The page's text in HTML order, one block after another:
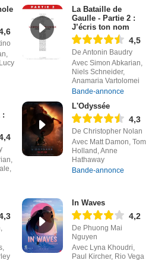
La Bataille de
Gaulle - Partie 2 :
J’écris ton nom
4,5
De Antonin Baudry
Avec Simon Abkarian,
Niels Schneider,
Anamaria Vartolomei
Bande-annonce
:
L'Odyssée
4,3
De Christopher Nolan
Avec Matt Damon, Tom
Holland, Anne
Hathaway
Bande-annonce
In Waves
4,2
De Phuong Mai
Nguyen
Avec Lyna Khoudri,
Paul Kircher, Rio Vega